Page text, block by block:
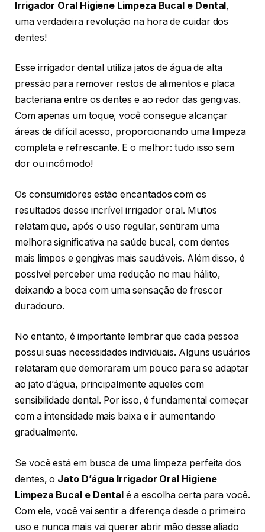
Irrigador Oral Higiene Limpeza Bucal e Dental,
uma verdadeira revolução na hora de cuidar dos
dentes!
Esse irrigador dental utiliza jatos de água de alta
pressão para remover restos de alimentos e placa
bacteriana entre os dentes e ao redor das gengivas.
Com apenas um toque, você consegue alcançar
áreas de difícil acesso, proporcionando uma limpeza
completa e refrescante. E o melhor: tudo isso sem
dor ou incômodo!
Os consumidores estão encantados com os
resultados desse incrível irrigador oral. Muitos
relatam que, após o uso regular, sentiram uma
melhora significativa na saúde bucal, com dentes
mais limpos e gengivas mais saudáveis. Além disso, é
possível perceber uma redução no mau hálito,
deixando a boca com uma sensação de frescor
duradouro.
No entanto, é importante lembrar que cada pessoa
possui suas necessidades individuais. Alguns usuários
relataram que demoraram um pouco para se adaptar
ao jato d’água, principalmente aqueles com
sensibilidade dental. Por isso, é fundamental começar
com a intensidade mais baixa e ir aumentando
gradualmente.
Se você está em busca de uma limpeza perfeita dos
dentes, o Jato D’água Irrigador Oral Higiene
Limpeza Bucal e Dental é a escolha certa para você.
Com ele, você vai sentir a diferença desde o primeiro
uso e nunca mais vai querer abrir mão desse aliado